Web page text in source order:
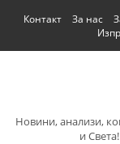
Контакт За нас
Новини, анализи,
и